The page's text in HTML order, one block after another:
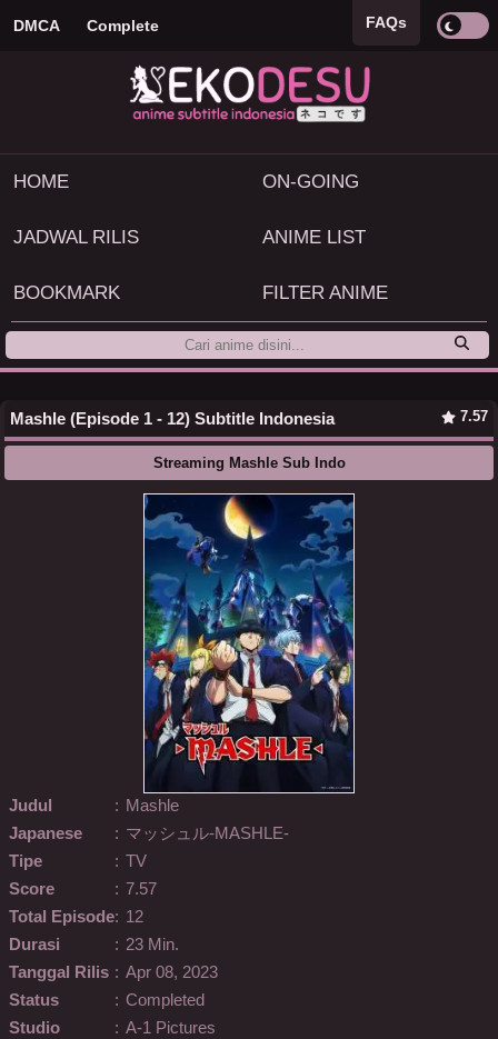
DMCA Complete FAQs
HOME ON-GOING
JADWAL RILIS ANIME LIST
BOOKMARK FILTER ANIME
Mashle (Episode 1 - 12) Subtitle Indonesia 7.57
Streaming Mashle Sub Indo
Judul : Mashle
Japanese
: マッシュル-MASHLE-
Tipe
: TV
Score
: 7.57
Total Episode: 12
Durasi
: 23 Min.
Tanggal Rilis : Apr 08, 2023
Status
: Completed
Studio
: A-1 Pictures